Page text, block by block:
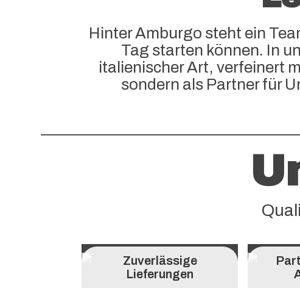
Hinter Amburgo steht ein
Tag starten können. In
italienischer Art, verfeinert
sondern als Partner für
Zuverlässige
Lieferungen